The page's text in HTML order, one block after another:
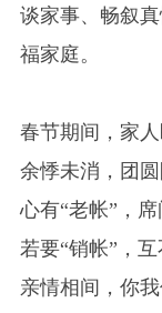
谈家事、畅叙
福家庭。
春节期间，家人
余悸未消，团圆
心有“老帐”，
若要“销帐”，
亲情相间，你我